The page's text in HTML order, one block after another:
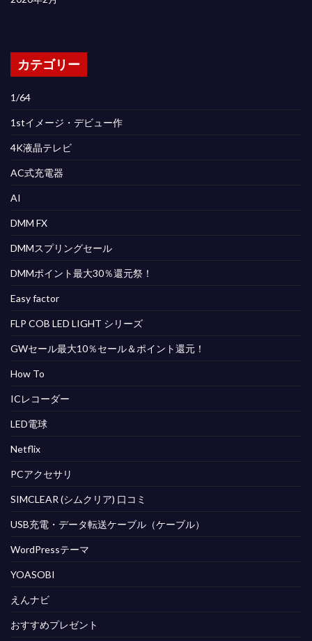
カテゴリー
1/64
1stイメージ・デビュー作
4K液晶テレビ
AC式充電器
AI
DMM FX
DMMスプリングセール
DMMポイント最大30％還元祭！
Easy factor
FLP COB LED LIGHT シリーズ
GWセール最大10％セール＆ポイント還元！
How To
ICレコーダー
LED電球
Netflix
PCアクセサリ
SIMCLEAR (シムクリア) 口コミ
USB充電・データ転送ケーブル（ケーブル）
WordPressテーマ
YOASOBI
えんナビ
おすすめプレゼント